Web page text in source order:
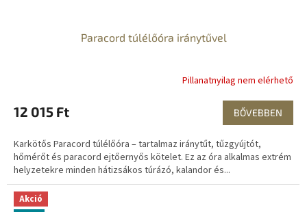
Paracord túlélőóra iránytűvel
Pillanatnyilag nem elérhető
12 015 Ft BŐVEBBEN
Karkötős Paracord túlélőóra – tartalmaz iránytűt, tűzgyújtót,
hőmérőt és paracord ejtőernyős kötelet. Ez az óra alkalmas extrém
helyzetekre minden hátizsákos túrázó, kalandor és...
Akció